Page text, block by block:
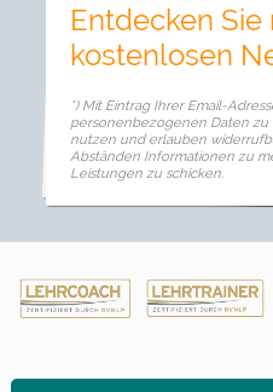
Entdecken Sie
kostenlosen
*) Mit Eintrag Ihrer Email-
personenbezogenen Daten
nutzen und erlauben
Abständen Informationen zu
Leistungen zu schicken.